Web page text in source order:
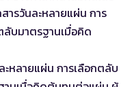
รวันละหลายแผ่น การ
ลับมาตรฐานเมื่อคิด
หลายแผ่น การเลือกตลับ